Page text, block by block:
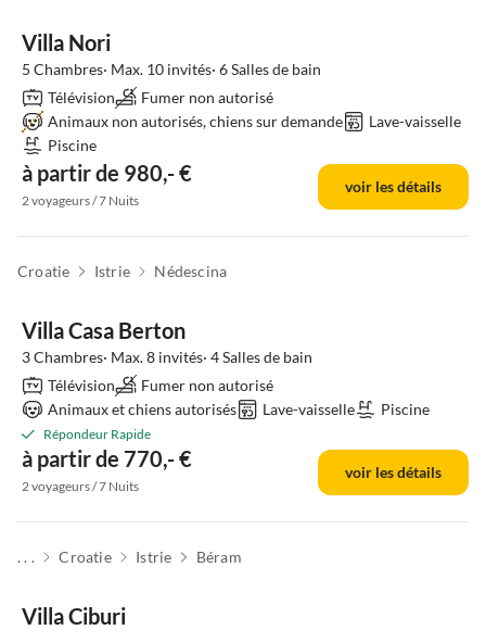
Villa Nori
5 Chambres· Max. 10 invités· 6 Salles de bain
Télévision
Fumer non autorisé
Animaux non autorisés, chiens sur demande
Lave-vaisselle
Piscine
à partir de 980,- €
2 voyageurs / 7 Nuits
voir les détails
Croatie Istrie Nédescina
Villa Casa Berton
3 Chambres· Max. 8 invités· 4 Salles de bain
Télévision
Fumer non autorisé
Animaux et chiens autorisés
Lave-vaisselle Piscine
Répondeur Rapide
à partir de 770,- €
2 voyageurs / 7 Nuits
voir les détails
. . . Croatie Istrie Béram
Villa Ciburi